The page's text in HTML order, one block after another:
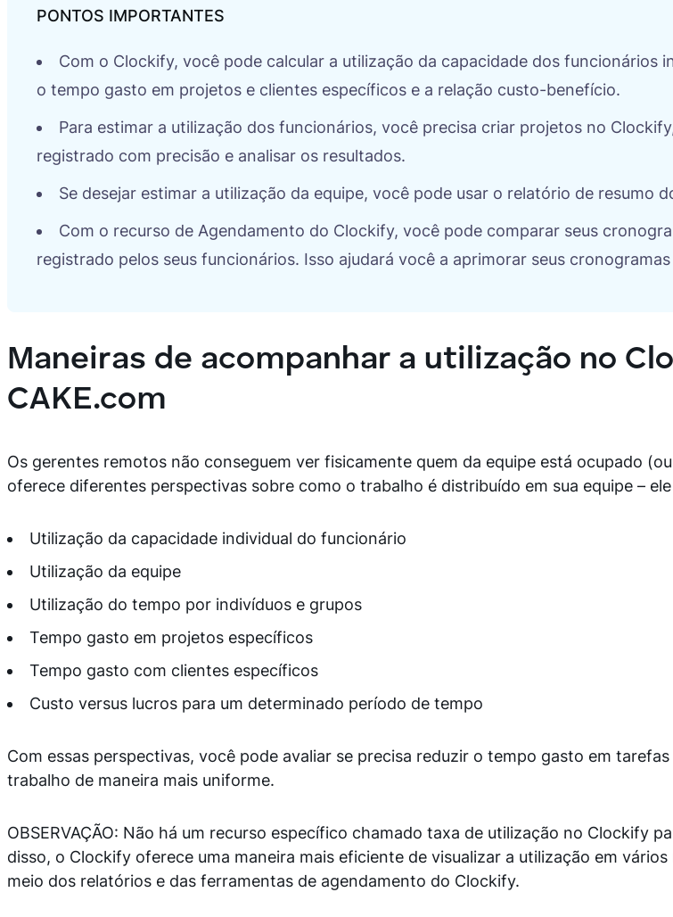
Com o Clockify, você pode calcular a utilização da capacidade dos funcionários
o tempo gasto em projetos e clientes específicos e a relação custo-benefício.
Para estimar a utilização dos funcionários, você precisa criar projetos no
registrado com precisão e analisar os resultados.
Se desejar estimar a utilização da equipe, você pode usar o relatório de resumo
Com o recurso de Agendamento do Clockify, você pode comparar seus
registrado pelos seus funcionários. Isso ajudará você a aprimorar seus
Maneiras de acompanhar a utilização no
CAKE.com
Os gerentes remotos não conseguem ver fisicamente quem da equipe está ocupado
oferece diferentes perspectivas sobre como o trabalho é distribuído em sua equipe –
Utilização da capacidade individual do funcionário
Utilização da equipe
Utilização do tempo por indivíduos e grupos
Tempo gasto em projetos específicos
Tempo gasto com clientes específicos
Custo versus lucros para um determinado período de tempo
Com essas perspectivas, você pode avaliar se precisa reduzir o tempo gasto em tarefas
trabalho de maneira mais uniforme.
OBSERVAÇÃO: Não há um recurso específico chamado taxa de utilização no Clockify
disso, o Clockify oferece uma maneira mais eficiente de visualizar a utilização em
meio dos relatórios e das ferramentas de agendamento do Clockify.